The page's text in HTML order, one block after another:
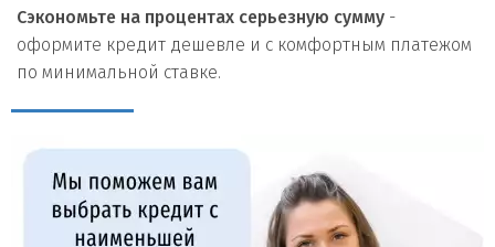
Сэкономьте на процентах серьезную сумму -
оформите кредит дешевле и с комфортным платежом
по минимальной ставке.